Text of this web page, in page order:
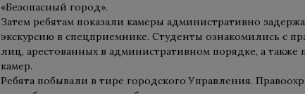
«Безопасный город».
Затем ребятам показали камеры административно
экскурсию в спецприемнике. Студенты ознакомились с
лиц, арестованных в административном порядке, а
камер.
Ребята побывали в тире городского Управления.